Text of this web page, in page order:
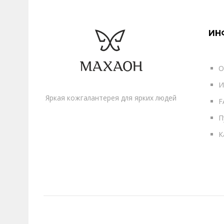
Яркая кожгалантерея для ярких людей